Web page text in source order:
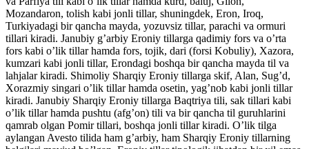
Mozandaron, tolish kabi jonli tillar, shuningdek, Eron, Iroq,
Turkiyadagi bir qancha mayda, yozuvsiz tillar, parachi va ormuri
tillari kiradi. Janubiy g’arbiy Eroniy tillarga qadimiy fors va o’rta
fors kabi o’lik tillar hamda fors, tojik, dari (forsi Kobuliy), Xazora,
kumzari kabi jonli tillar, Erondagi boshqa bir qancha mayda til va
lahjalar kiradi. Shimoliy Sharqiy Eroniy tillarga skif, Alan, Sug’d,
Xorazmiy singari o’lik tillar hamda osetin, yag’nob kabi jonli tillar
kiradi. Janubiy Sharqiy Eroniy tillarga Baqtriya tili, sak tillari kabi
o’lik tillar hamda pushtu (afg’on) tili va bir qancha til guruhlarini
qamrab olgan Pomir tillari, boshqa jonli tillar kiradi. O’lik tilga
aylangan Avesto tilida ham g’arbiy, ham Sharqiy Eroniy tillarning